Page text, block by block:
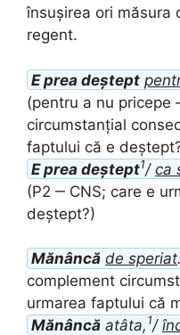
însușirea ori măsura
regent.
E prea deștept
(pentru a nu pricepe
circumstanțial
faptului că e
E prea deștept1/ ca
(P2 ‒ CNS; care e
deștept?)
Mănâncă de speriat.
complement
urmarea faptului că
Mănâncă atâta, 1/